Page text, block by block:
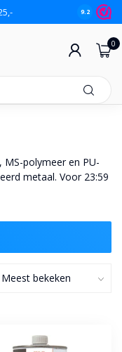
9.2
0
polymeer en PU-
metaal. Voor 23:59